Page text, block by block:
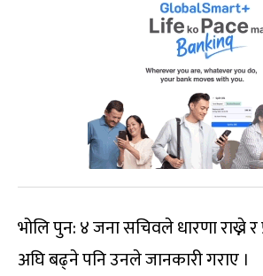
भोलि पुन: ४ जना सचिवले धारणा राख्ने र
अघि बढ्ने पनि उनले जानकारी गराए ।